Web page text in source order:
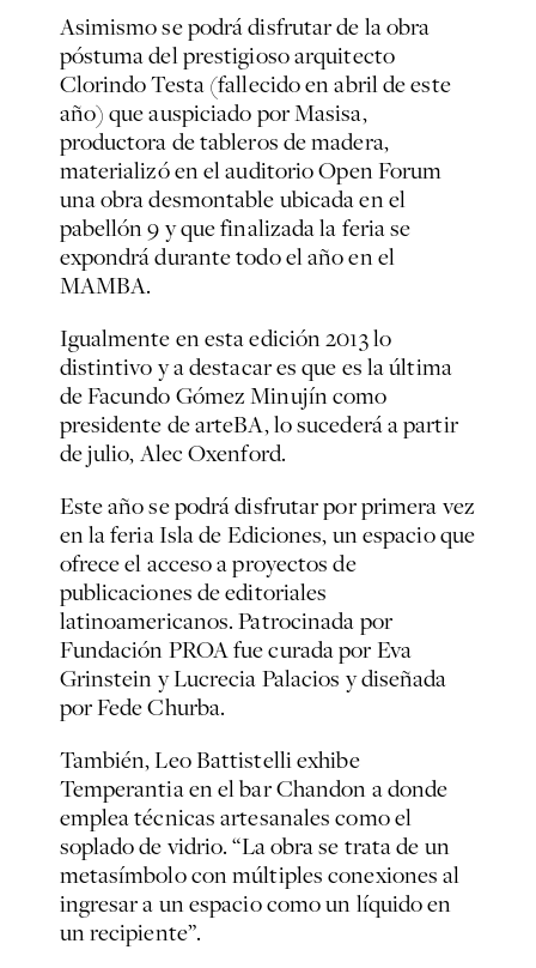
Asimismo se podrá disfrutar de la obra
póstuma del prestigioso arquitecto
Clorindo Testa (fallecido en abril de este
año) que auspiciado por Masisa,
productora de tableros de madera,
materializó en el auditorio Open Forum
una obra desmontable ubicada en el
pabellón 9 y que finalizada la feria se
expondrá durante todo el año en el
MAMBA.
Igualmente en esta edición 2013 lo
distintivo y a destacar es que es la última
de Facundo Gómez Minujín como
presidente de arteBA, lo sucederá a partir
de julio, Alec Oxenford.
Este año se podrá disfrutar por primera vez
en la feria Isla de Ediciones, un espacio que
ofrece el acceso a proyectos de
publicaciones de editoriales
latinoamericanos. Patrocinada por
Fundación PROA fue curada por Eva
Grinstein y Lucrecia Palacios y diseñada
por Fede Churba.
También, Leo Battistelli exhibe
Temperantia en el bar Chandon a donde
emplea técnicas artesanales como el
soplado de vidrio. “La obra se trata de un
metasímbolo con múltiples conexiones al
ingresar a un espacio como un líquido en
un recipiente”.